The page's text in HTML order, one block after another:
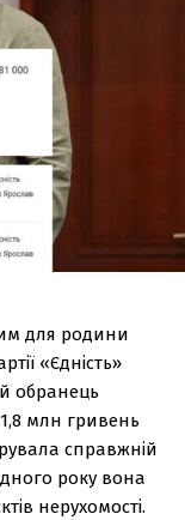
для родини
«Єдність»
обранець
млн гривень
справжній
року вона
нерухомості.